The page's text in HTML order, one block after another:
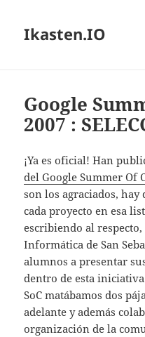
Ikasten.IO
Google
2007 :
¡Ya es oficial! Han
del Google Summer Of
son los agraciados,
cada proyecto en esa
escribiendo al
Informática de San
alumnos a presentar
dentro de esta
SoC matábamos dos
adelante y además
organización de la